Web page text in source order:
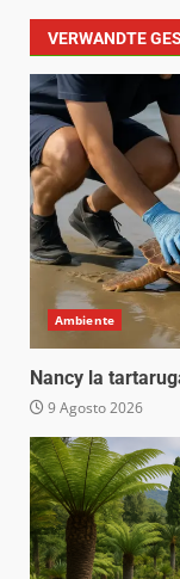
VERWANDTE
Ambiente
Nancy la
9 Agosto 2026